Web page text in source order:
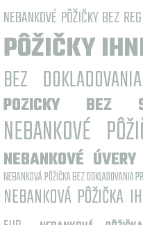
NEBANKOVÉ PÔŽIČKY BEZ
PÔŽIČKY
BEZ
POZICKY BEZ
NEBANKOVÉ
NEBANKOVÉ ÚVERY
NEBANKOVÁ PÔŽIČKA BEZ DOKLADOVANIA
NEBANKOVÁ PÔŽIČKA